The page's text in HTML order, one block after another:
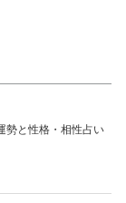
勢と性格・相性占い